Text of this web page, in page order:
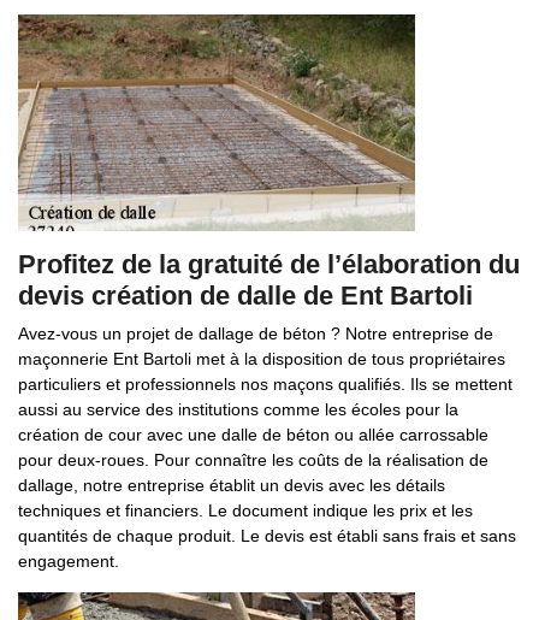
Profitez de la gratuité de l’élaboration du
devis création de dalle de Ent Bartoli
Avez-vous un projet de dallage de béton ? Notre entreprise de
maçonnerie Ent Bartoli met à la disposition de tous propriétaires
particuliers et professionnels nos maçons qualifiés. Ils se mettent
aussi au service des institutions comme les écoles pour la
création de cour avec une dalle de béton ou allée carrossable
pour deux-roues. Pour connaître les coûts de la réalisation de
dallage, notre entreprise établit un devis avec les détails
techniques et financiers. Le document indique les prix et les
quantités de chaque produit. Le devis est établi sans frais et sans
engagement.